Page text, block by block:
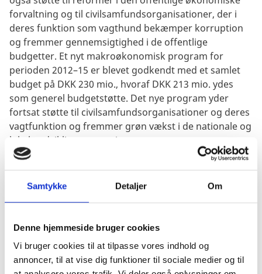
Samtykke Detaljer Om
Denne hjemmeside bruger cookies
Vi bruger cookies til at tilpasse vores indhold og
annoncer, til at vise dig funktioner til sociale medier og til
forvaltning og til civilsamfundsorganisationer, der i
deres funktion som vagthund bekæmper korruption
og fremmer gennemsigtighed i de offentlige
budgetter. Et nyt makroøkonomisk program for
perioden 2012–15 er blevet godkendt med et samlet
budget på DKK 230 mio., hvoraf DKK 213 mio. ydes
som generel budgetstøtte. Det nye program yder
fortsat støtte til civilsamfundsorganisationer og deres
vagtfunktion og fremmer grøn vækst i de nationale og
lokale udviklingsstrategier.
i Burkina Faso, siden 2008 som led i et større program. Programmet har et budget på
menneskerettigheder, demokrati og ligestilling mellem kønnene. I 2012–13
udarbejdes et nyt program for støtte til god regeringsførelse.
Støtte til landbrugssektoren